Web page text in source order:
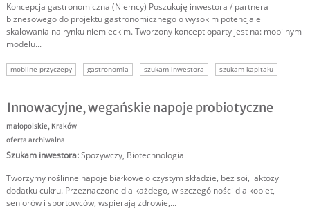
Koncepcja gastronomiczna (Niemcy) Poszukuję inwestora / partnera
biznesowego do projektu gastronomicznego o wysokim potencjale
skalowania na rynku niemieckim. Tworzony koncept oparty jest na: mobilnym
modelu...
mobilne przyczepy gastronomia szukam inwestora szukam kapitału
Innowacyjne, wegańskie napoje probiotyczne
małopolskie, Kraków
oferta archiwalna
Szukam inwestora:Spożywczy, Biotechnologia
Tworzymy roślinne napoje białkowe o czystym składzie, bez soi, laktozy i
dodatku cukru. Przeznaczone dla każdego, w szczególności dla kobiet,
seniorów i sportowców, wspierają zdrowie,...